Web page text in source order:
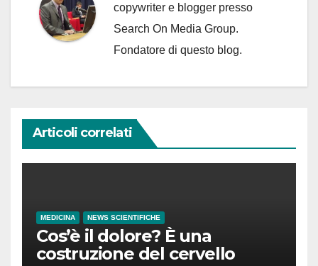
copywriter e blogger presso
Search On Media Group.
Fondatore di questo blog.
Articoli correlati
MEDICINA NEWS SCIENTIFICHE
Cos’è il dolore? È una
costruzione del cervello